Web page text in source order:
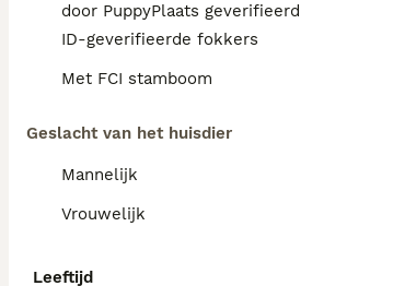
door PuppyPlaats geverifieerd
ID-geverifieerde fokkers
Met FCI stamboom
Geslacht van het huisdier
Mannelijk
Vrouwelijk
Leeftijd